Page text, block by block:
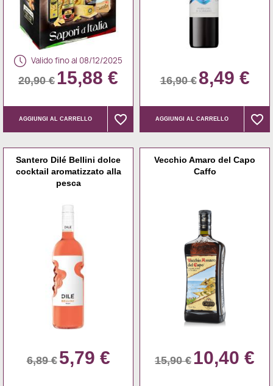
Valido fino al 08/12/2025
20,90 € 15,88 €
AGGIUNGI AL CARRELLO favorite_border
favorite_border
16,90 € 8,49 €
AGGIUNGI AL CARRELLO favorite_border
favorite_border
Santero Dilé Bellini dolce
cocktail aromatizzato alla
pesca
6,89 € 5,79 €
Vecchio Amaro del Capo
Caffo
15,90 € 10,40 €